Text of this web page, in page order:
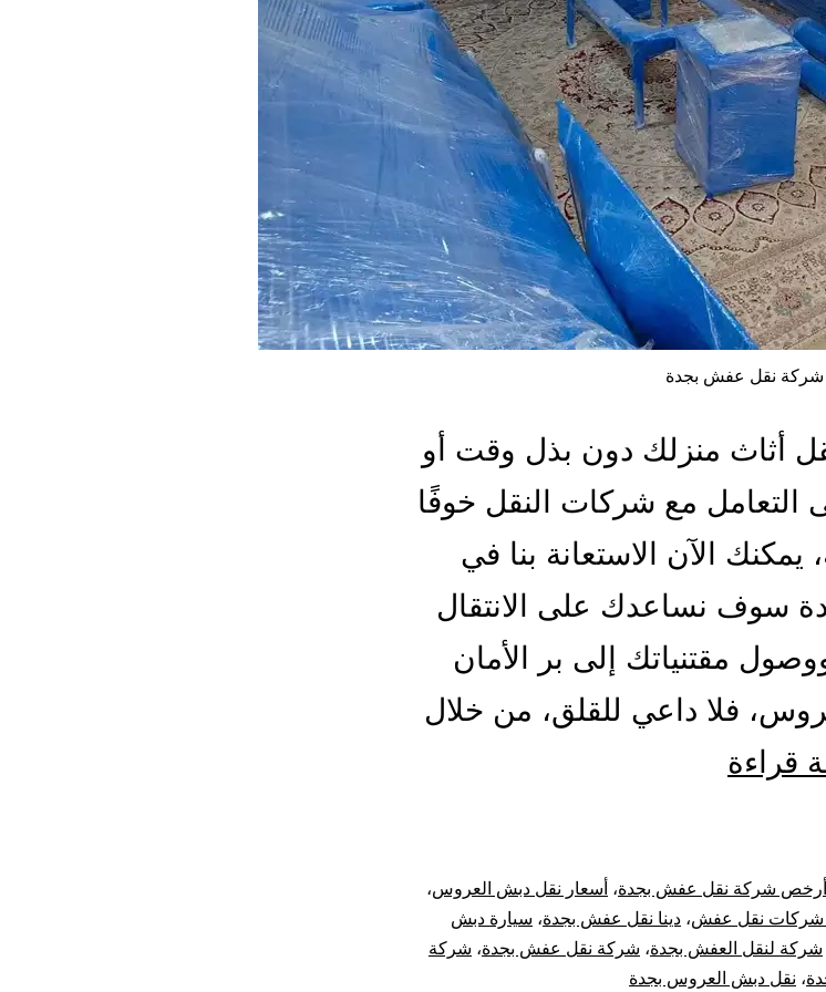
شركة نقل عفش بجدة
أثاث منزلك دون بذل وقت أو
التعامل مع شركات النقل خوفًا
يمكنك الآن الاستعانة بنا في
سوف نساعدك على الانتقال
مقتنياتك إلى بر الأمان
فلا داعي للقلق، من خلال
قراءة
بجدة
ارخص
أرخص شركة نقل عفش بجدة، أسعار نقل دبش العروس،
شركات نقل عفش، دينا نقل عفش بجدة، سيارة دبش
شركة لنقل العفش بجدة، شركة نقل عفش بجدة، شركة
، نقل دبش العروس بجدة